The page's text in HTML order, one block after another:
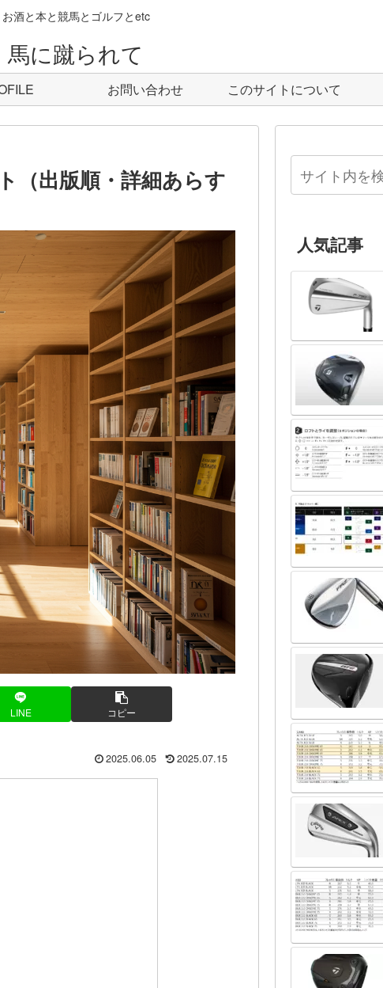
お酒と本と競馬とゴルフとetc
馬に蹴られて
お問い合わせ このサイトについて
（出版順・詳細あらす
LINE コピー
2025.06.05 2025.07.15
人気記事